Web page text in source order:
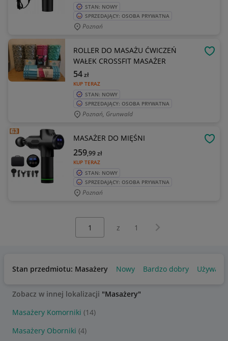
STAN: NOWY
SPRZEDAJĄCY: OSOBA PRYWATNA
Poznań
ROLLER DO MASAŻU ĆWICZEŃ
WAŁEK CROSSFIT MASAŻER
KUP TERAZ
54zł
STAN: NOWY
SPRZEDAJĄCY: OSOBA PRYWATNA
Poznań, Grunwald
MASAŻER DO MIĘŚNI
KUP TERAZ
259,99zł
STAN: NOWY
SPRZEDAJĄCY: OSOBA PRYWATNA
Poznań
z 1 Następna strona
Stan przedmiotu: Masażery Nowy Bardzo dobry Używany
Zobacz w innej lokalizacji "Masażery"
Masażery Komorniki (14)
Masażery Oborniki (4)